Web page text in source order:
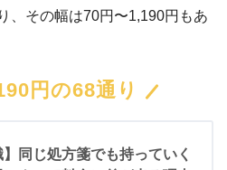
、その幅は70円〜1,190円もあ
円の68通り
】同じ処方箋でも持っていく